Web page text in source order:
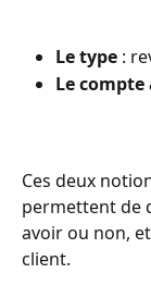
Le type :
Le
Ces deux
permettent de
avoir ou non,
client.